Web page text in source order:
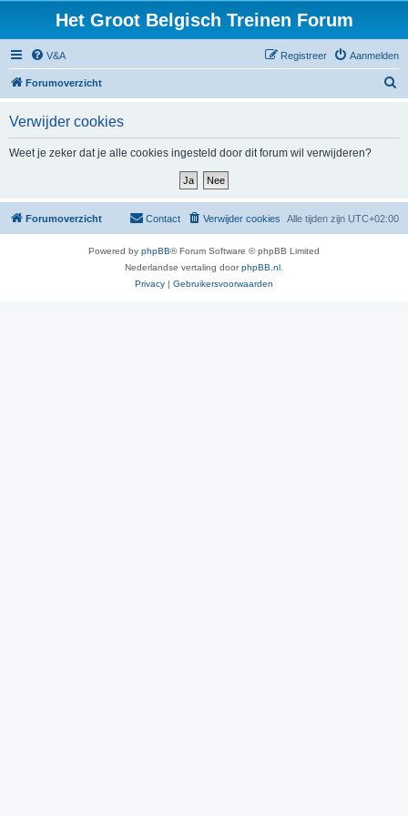
Het Groot Belgisch Treinen Forum
V&A Aanmelden
Registreer
Forumoverzicht
Verwijder cookies
Weet je zeker dat je alle cookies ingesteld door dit forum wil verwijderen?
Forumoverzicht Alle tijden zijn UTC+02:00
Verwijder cookies
Contact
Powered by phpBB® Forum Software © phpBB Limited
Nederlandse vertaling doorphpBB.nl
Privacy | Gebruikersvoorwaarden